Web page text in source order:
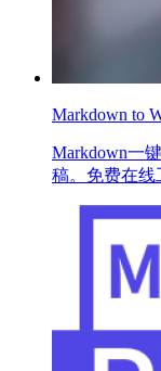
Markdown to
Markdown一
稿。免费在线